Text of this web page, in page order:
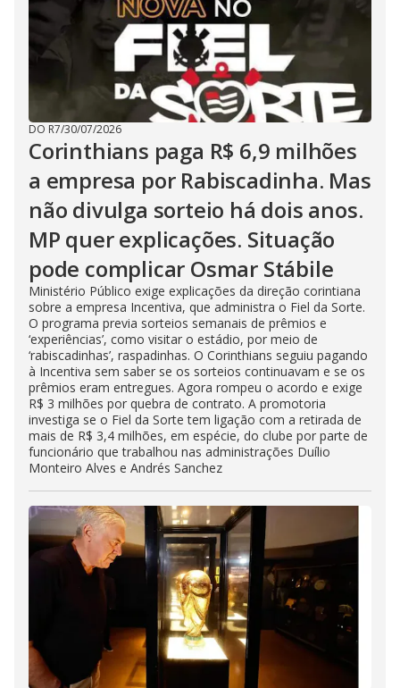
DO R7/30/07/2026
Corinthians paga R$ 6,9 milhões
a empresa por Rabiscadinha. Mas
não divulga sorteio há dois anos.
MP quer explicações. Situação
pode complicar Osmar Stábile
Ministério Público exige explicações da direção corintiana
sobre a empresa Incentiva, que administra o Fiel da Sorte.
O programa previa sorteios semanais de prêmios e
‘experiências’, como visitar o estádio, por meio de
‘rabiscadinhas’, raspadinhas. O Corinthians seguiu pagando
à Incentiva sem saber se os sorteios continuavam e se os
prêmios eram entregues. Agora rompeu o acordo e exige
R$ 3 milhões por quebra de contrato. A promotoria
investiga se o Fiel da Sorte tem ligação com a retirada de
mais de R$ 3,4 milhões, em espécie, do clube por parte de
funcionário que trabalhou nas administrações Duílio
Monteiro Alves e Andrés Sanchez